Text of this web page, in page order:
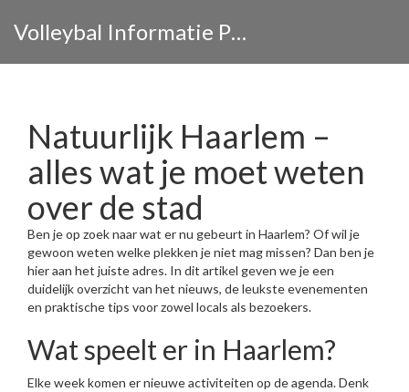
Volleybal Informatie Portaal
Natuurlijk Haarlem –
alles wat je moet weten
over de stad
Ben je op zoek naar wat er nu gebeurt in Haarlem? Of wil je
gewoon weten welke plekken je niet mag missen? Dan ben je
hier aan het juiste adres. In dit artikel geven we je een
duidelijk overzicht van het nieuws, de leukste evenementen
en praktische tips voor zowel locals als bezoekers.
Wat speelt er in Haarlem?
Elke week komen er nieuwe activiteiten op de agenda. Denk